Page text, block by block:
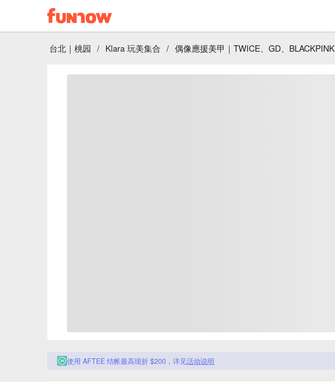
台北｜桃园 / Klara 玩美集合 / 偶像應援美甲｜TWICE、GD、BLACKPINK
使用 AFTEE 结帐最高现折 $200，详见活动说明